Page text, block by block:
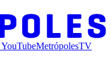
YouTubeMetrópolesTV